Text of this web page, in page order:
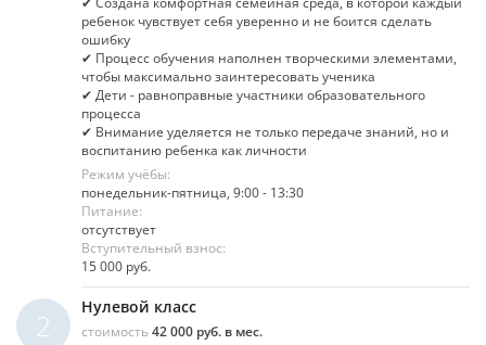
ребенок чувствует себя уверенно и не боится сделать
ошибку
✔ Процесс обучения наполнен творческими элементами,
чтобы максимально заинтересовать ученика
✔ Дети - равноправные участники образовательного
процесса
✔ Внимание уделяется не только передаче знаний, но и
воспитанию ребенка как личности
Режим учёбы:
понедельник-пятница, 9:00 - 13:30
Питание:
отсутствует
Вступительный взнос:
15 000 руб.
2
Нулевой класс
стоимость42 000 руб. в мес.